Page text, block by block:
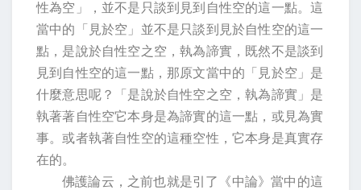
性為空」，並不是只談到見到自性空的這一點。這
當中的「見於空」並不是只談到見於自性空的這一
點，是說於自性空之空，執為諦實，既然不是談到
見到自性空的這一點，那原文當中的「見於空」是
什麼意思呢？「是說於自性空之空，執為諦實」是
執著著自性空它本身是為諦實的這一點，或見為實
事。或者執著自性空的這種空性，它本身是真實存
在的。
佛護論云，之前也就是引了《中論》當中的這